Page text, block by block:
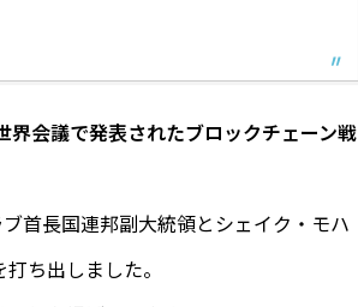
界会議で発表されたブロックチェーン戦
首長国連邦副大統領とシェイク・モハ
打ち出しました。